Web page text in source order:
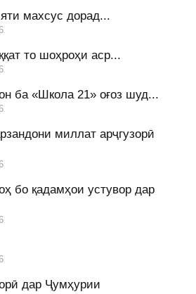
махсус дорад...
то шоҳроҳи аср...
ба «Школа 21» оғоз шуд...
миллат арҷгузорӣ
бо қадамҳои устувор дар
дар Ҷумҳурии